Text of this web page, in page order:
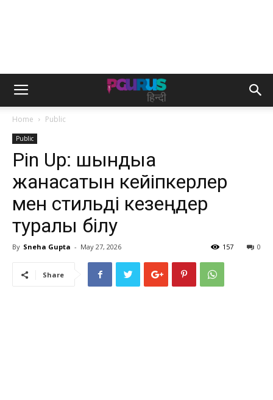
Home Public
Public
Pin Up: шындыққа
жанасатын кейіпкерлер
мен стильді кезеңдер
туралы білу
By Sneha Gupta - May 27, 2026 0
157
Share